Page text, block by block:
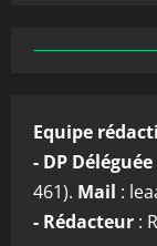
Equipe
- DP Déléguée
461). Mail :
- Rédacteur :